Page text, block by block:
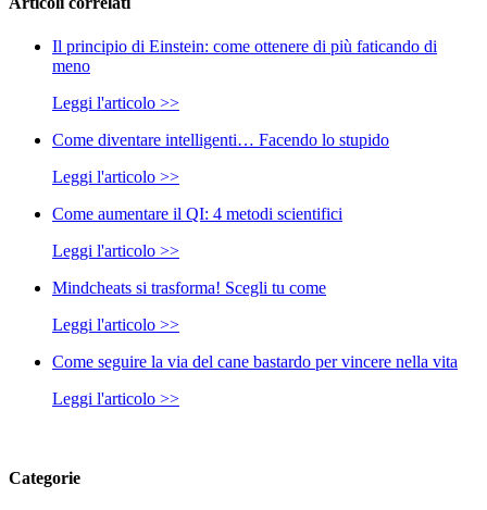
Il principio di Einstein: come ottenere di più faticando di
meno
Leggi l'articolo >>
Come diventare intelligenti… Facendo lo stupido
Leggi l'articolo >>
Come aumentare il QI: 4 metodi scientifici
Leggi l'articolo >>
Mindcheats si trasforma! Scegli tu come
Leggi l'articolo >>
Come seguire la via del cane bastardo per vincere nella vita
Leggi l'articolo >>
Categorie